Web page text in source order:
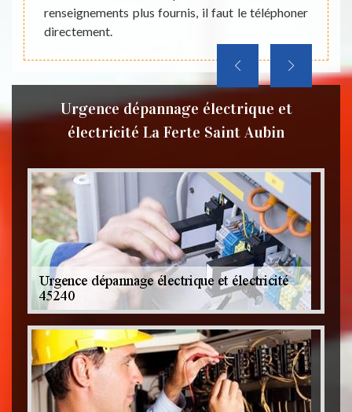
renseignements plus fournis, il faut le téléphoner
directement.
Urgence dépannage électrique et
électricité La Ferte Saint Aubin